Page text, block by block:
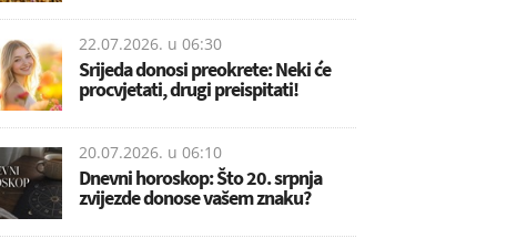
22.07.2026. u 06:30
Srijeda donosi preokrete: Neki će
procvjetati, drugi preispitati!
20.07.2026. u 06:10
Dnevni horoskop: Što 20. srpnja
zvijezde donose vašem znaku?